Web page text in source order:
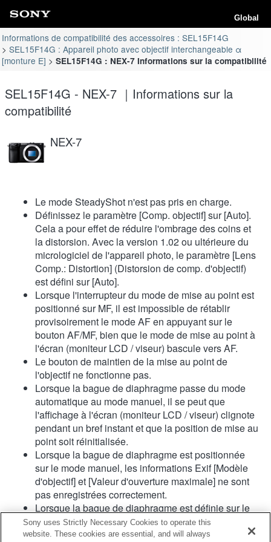
Global
Informations de compatibilité des accessoires : SEL15F14G
SEL15F14G : Appareil photo avec objectif interchangeable α
[monture E]
SEL15F14G : NEX-7 Informations sur la compatibilité
SEL15F14G - NEX-7 ｜Informations sur la
compatibilité
NEX-7
Le mode SteadyShot n'est pas pris en charge.
Définissez le paramètre [Comp. objectif] sur [Auto].
Cela a pour effet de réduire l'ombrage des coins et
la distorsion. Avec la version 1.02 ou ultérieure du
micrologiciel de l'appareil photo, le paramètre [Lens
Comp.: Distortion] (Distorsion de comp. d'objectif)
est défini sur [Auto].
Lorsque l'interrupteur du mode de mise au point est
positionné sur MF, il est impossible de rétablir
provisoirement le mode AF en appuyant sur le
bouton AF/MF, bien que le mode de mise au point à
l'écran (moniteur LCD / viseur) bascule vers AF.
Le bouton de maintien de la mise au point de
l'objectif ne fonctionne pas.
Lorsque la bague de diaphragme passe du mode
automatique au mode manuel, il se peut que
l'affichage à l'écran (moniteur LCD / viseur) clignote
pendant un bref instant et que la position de mise au
point soit réinitialisée.
Lorsque la bague de diaphragme est positionnée
sur le mode manuel, les informations Exif [Modèle
d'objectif] et [Valeur d'ouverture maximale] ne sont
pas enregistrées correctement.
Lorsque la bague de diaphragme est définie sur le
mode manuel, la valeur d'ouverture est définie sur la
valeur indiquée sur la bague, quel que soit le mode
Sony uses Strictly Necessary Cookies to operate this
website. These cookies are essential, and will always